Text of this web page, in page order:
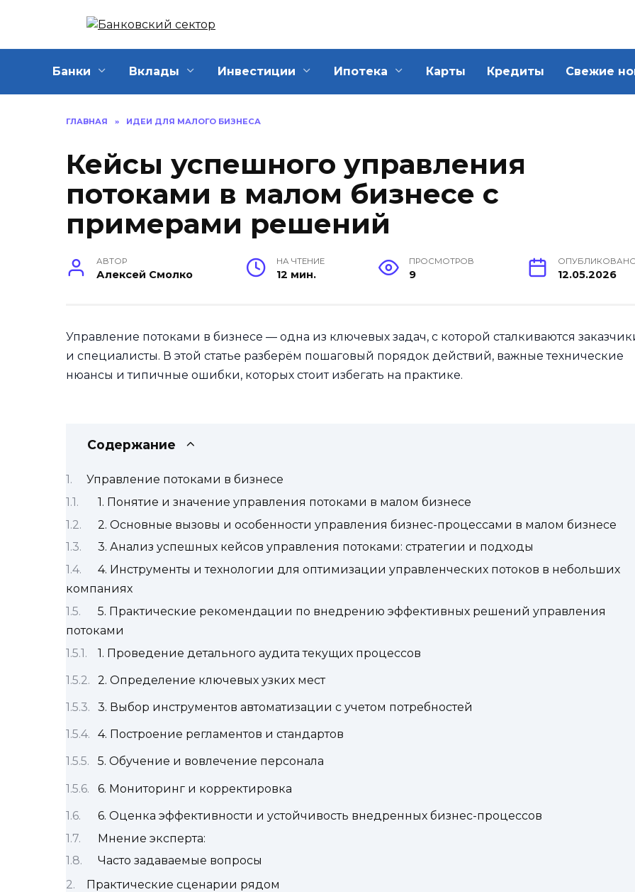
Банки Вклады Инвестиции Ипотека Карты Кредиты Свежие
ГЛАВНАЯ » ИДЕИ ДЛЯ МАЛОГО БИЗНЕСА
Кейсы успешного управления
потоками в малом бизнесе с
примерами решений
АВТОР
Алексей Смолко
НА ЧТЕНИЕ
12 мин.
ПРОСМОТРОВ
9 12.05.2026
Управление потоками в бизнесе — одна из ключевых задач, с которой сталкиваются
и специалисты. В этой статье разберём пошаговый порядок действий, важные технические
нюансы и типичные ошибки, которых стоит избегать на практике.
Содержание
Управление потоками в бизнесе
1. Понятие и значение управления потоками в малом бизнесе
2. Основные вызовы и особенности управления бизнес-процессами в малом бизнесе
3. Анализ успешных кейсов управления потоками: стратегии и подходы
4. Инструменты и технологии для оптимизации управленческих потоков в небольших
компаниях
5. Практические рекомендации по внедрению эффективных решений управления
потоками
1. Проведение детального аудита текущих процессов
2. Определение ключевых узких мест
3. Выбор инструментов автоматизации с учетом потребностей
4. Построение регламентов и стандартов
5. Обучение и вовлечение персонала
6. Мониторинг и корректировка
6. Оценка эффективности и устойчивость внедренных бизнес-процессов
Мнение эксперта:
Часто задаваемые вопросы
Практические сценарии рядом